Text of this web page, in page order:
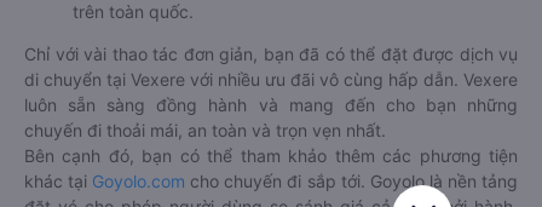
trên toàn quốc.
Chỉ với vài thao tác đơn giản, bạn đã có thể đặt được dịch vụ
di chuyển tại Vexere với nhiều ưu đãi vô cùng hấp dẫn. Vexere
luôn sẵn sàng đồng hành và mang đến cho bạn những
chuyến đi thoải mái, an toàn và trọn vẹn nhất.
Bên cạnh đó, bạn có thể tham khảo thêm các phương tiện
khác tại Goyolo.com cho chuyến đi sắp tới. Goyolo là nền tảng